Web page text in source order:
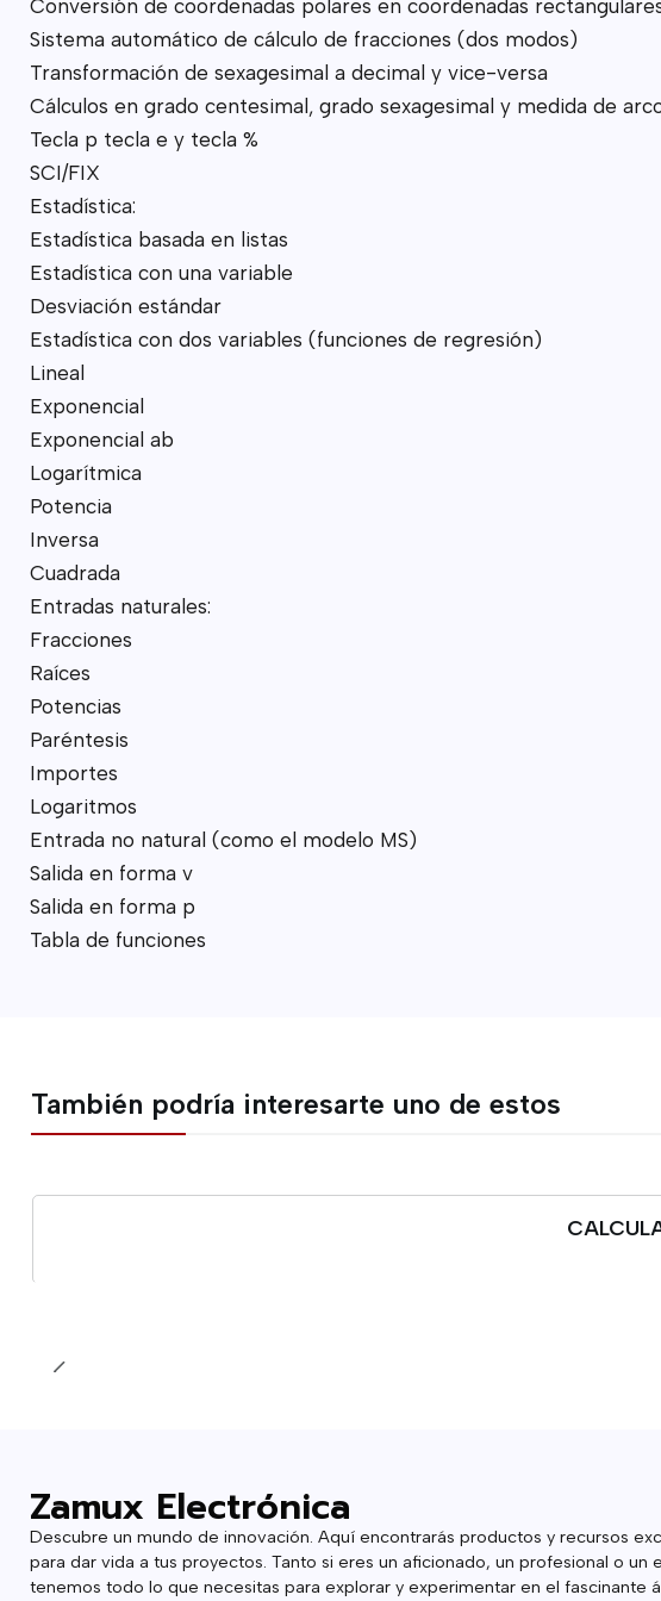
Conversión de coordenadas polares en coordenadas
Sistema automático de cálculo de fracciones (dos modos)
Transformación de sexagesimal a decimal y vice-versa
Cálculos en grado centesimal, grado sexagesimal y medida de
Tecla p tecla e y tecla %
SCI/FIX
Estadística:
Estadística basada en listas
Estadística con una variable
Desviación estándar
Estadística con dos variables (funciones de regresión)
Lineal
Exponencial
Exponencial ab
Logarítmica
Potencia
Inversa
Cuadrada
Entradas naturales:
Fracciones
Raíces
Potencias
Paréntesis
Importes
Logaritmos
Entrada no natural (como el modelo MS)
Salida en forma v
Salida en forma p
Tabla de funciones
También podría interesarte uno de estos
Zamux Electrónica
Descubre un mundo de innovación. Aquí encontrarás productos y recursos
para dar vida a tus proyectos. Tanto si eres un aficionado, un profesional o un
tenemos todo lo que necesitas para explorar y experimentar en el fascinante